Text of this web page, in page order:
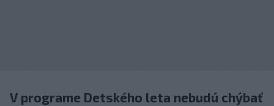
V programe Detského leta nebudú chýbať